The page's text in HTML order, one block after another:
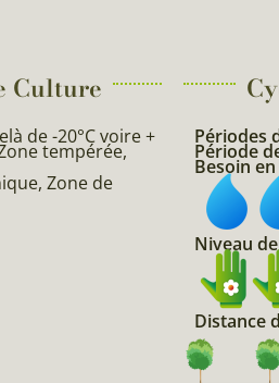
Culture
de -20°C voire +
tempérée,
Zone de
Périodes
Période
Besoin
Niveau
Distance